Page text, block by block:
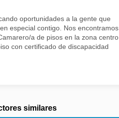
oportunidades a la gente que
especial contigo. Nos encontramos
a de pisos en la zona centro
con certificado de discapacidad
similares